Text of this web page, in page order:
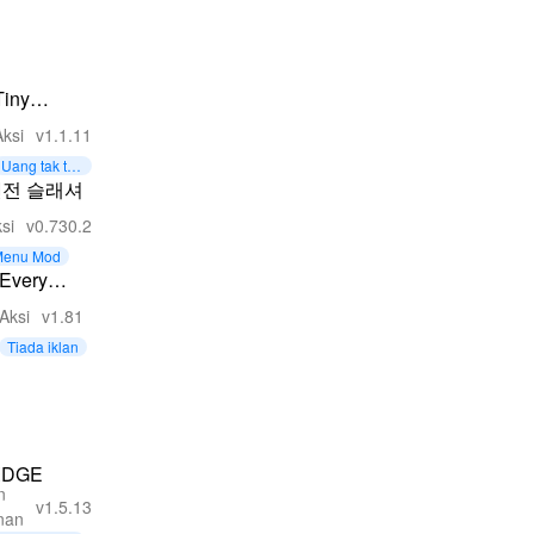
v1.1.11
Uang tak ter
batas슬래셔
v0.730.2
Mod
Every
Hero -
Aksi
Hancurkan
Aksi v1.81
Tiada iklan
v1.5.13